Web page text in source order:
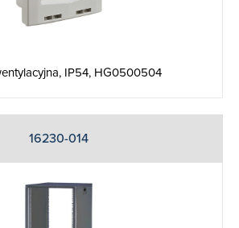
IP54, HG0500504
16230-014